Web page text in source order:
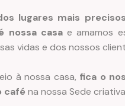
lugares mais precisos
nossa casae amamos
vidas e dos nossos
à nossa casa, fica o
café na nossa Sede